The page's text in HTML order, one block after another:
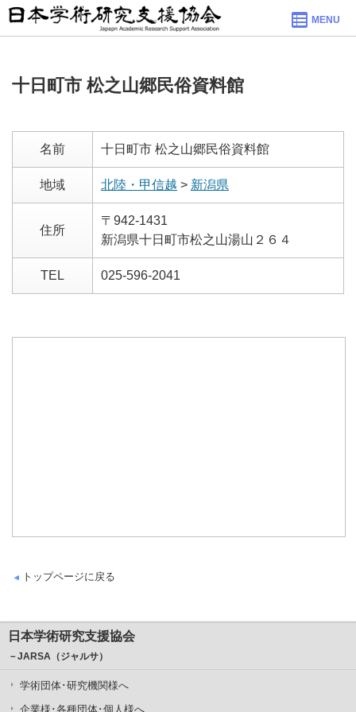
MENU
十日町市 松之山郷民俗資料館
名前 十日町市 松之山郷民俗資料館
地域 北陸・甲信越 > 新潟県
住所
〒942-1431
新潟県十日町市松之山湯山２６４
TEL 025-596-2041
トップページに戻る
日本学術研究支援協会
－JARSA（ジャルサ）
学術団体･研究機関様へ
企業様･各種団体･個人様へ